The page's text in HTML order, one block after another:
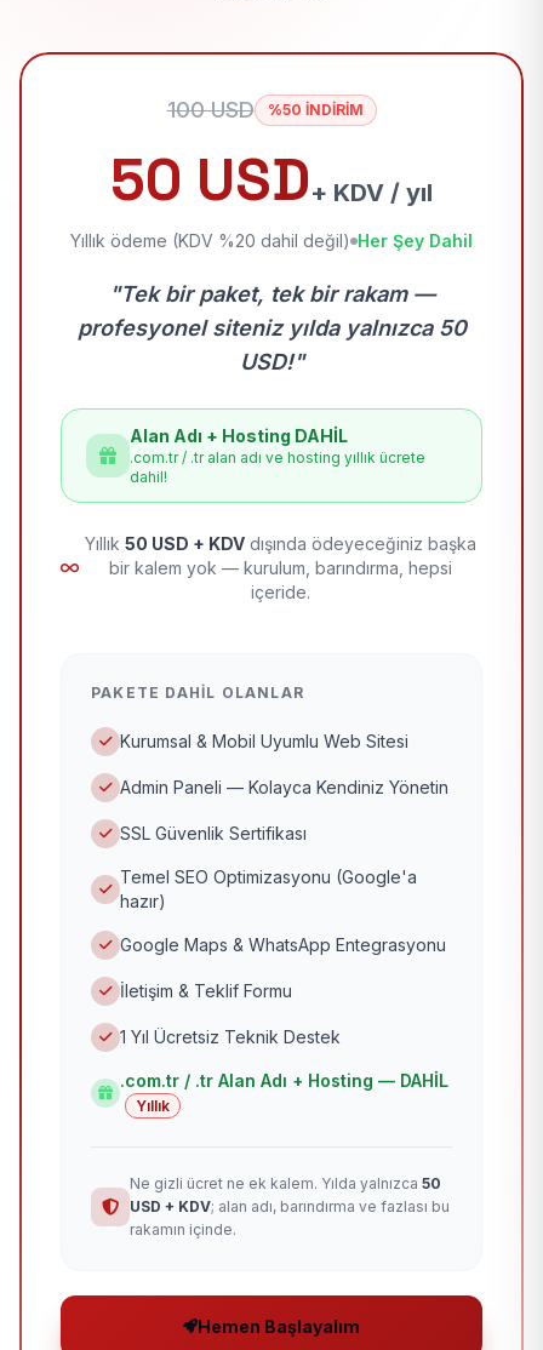
100 USD %50 İNDİRİM
50 USD+ KDV / yıl
Yıllık ödeme (KDV %20 dahil değil) Her Şey Dahil
"Tek bir paket, tek bir rakam —
profesyonel siteniz yılda yalnızca 50
USD!"
Alan Adı + Hosting DAHİL
.com.tr / .tr alan adı ve hosting yıllık ücrete
dahil!
Yıllık 50 USD + KDV dışında ödeyeceğiniz başka
bir kalem yok — kurulum, barındırma, hepsi
içeride.
PAKETE DAHIL OLANLAR
Kurumsal & Mobil Uyumlu Web Sitesi
Admin Paneli — Kolayca Kendiniz Yönetin
SSL Güvenlik Sertifikası
Temel SEO Optimizasyonu (Google'a
hazır)
Google Maps & WhatsApp Entegrasyonu
İletişim & Teklif Formu
1 Yıl Ücretsiz Teknik Destek
.com.tr / .tr Alan Adı + Hosting — DAHİL
Yıllık
Ne gizli ücret ne ek kalem. Yılda yalnızca 50
USD + KDV; alan adı, barındırma ve fazlası bu
rakamın içinde.
Hemen Başlayalım